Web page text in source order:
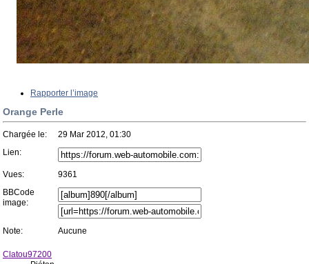
Rapporter l’image
Orange Perle
Chargée le:
29 Mar 2012, 01:30
Lien:
Vues:
9361
BBCode
image:
Note: Aucune
Clatou97200